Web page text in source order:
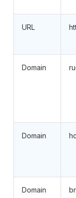
URL
Domain
Domain
Domain